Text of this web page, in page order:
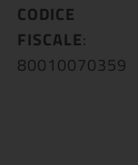
CODICE
FISCALE:
80010070359